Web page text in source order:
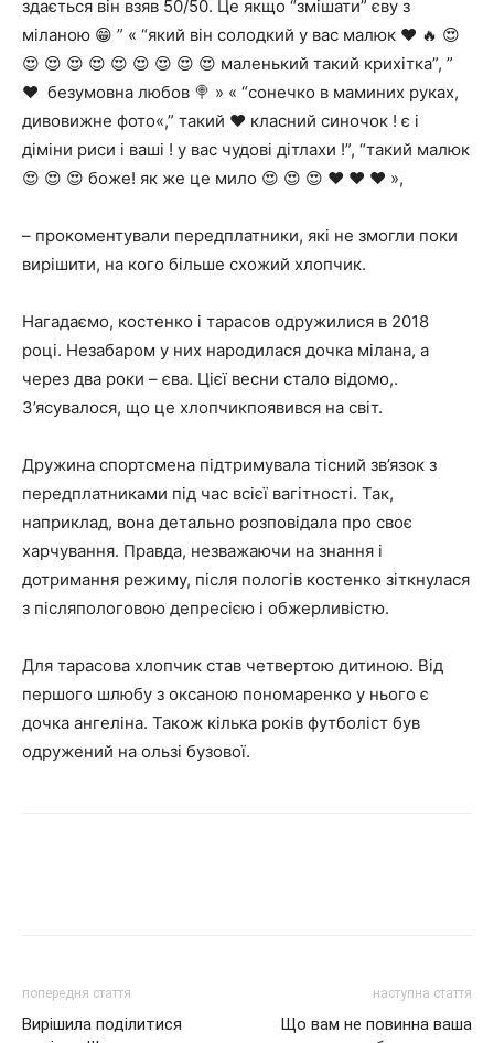
здається він взяв 50/50. Це якщо “змішати” єву з
міланою 😁 ” « “який він солодкий у вас малюк ❤️ 🔥 😍
😍 😍 😍 😍 😍 😍 😍 😍 😍 маленький такий крихітка”, ”
❤ ️ безумовна любов 🍭 » « “сонечко в маминих руках,
дивовижне фото«,” такий ❤️ класний синочок ! є і
діміни риси і ваші ! у вас чудові дітлахи !”, “такий малюк
😍 😍 😍 боже! як же це мило 😍 😍 😍 ❤️ ❤️ ❤️ »,
– прокоментували передплатники, які не змогли поки
вирішити, на кого більше схожий хлопчик.
Нагадаємо, костенко і тарасов одружилися в 2018
році. Незабаром у них народилася дочка мілана, а
через два роки – єва. Цієї весни стало відомо,.
З’ясувалося, що це хлопчикпоявився на світ.
Дружина спортсмена підтримувала тісний зв’язок з
передплатниками під час всієї вагітності. Так,
наприклад, вона детально розповідала про своє
харчування. Правда, незважаючи на знання і
дотримання режиму, після пологів костенко зіткнулася
з післяпологовою депресією і обжерливістю.
Для тарасова хлопчик став четвертою дитиною. Від
першого шлюбу з оксаною пономаренко у нього є
дочка ангеліна. Також кілька років футболіст був
одружений на ользі бузової.
попередня стаття
Вирішила поділитися
наступна стаття
Що вам не повинна ваша